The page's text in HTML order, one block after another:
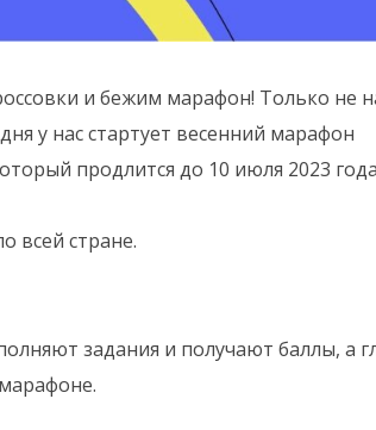
и бежим марафон! Только не
у нас стартует весенний марафон
продлится до 10 июля 2023
всей стране.
задания и получают баллы, а